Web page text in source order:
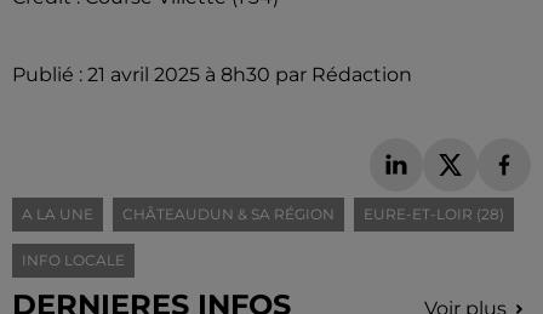
Publié : 21 avril 2025 à 8h30 par Rédaction
A LA UNE CHÂTEAUDUN & SA RÉGION EURE-ET-LOIR (28)
INFO LOCALE
DERNIERES INFOS Voir plus